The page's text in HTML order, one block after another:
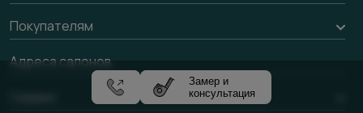
Межкомнатные перегородки
Алюминиевые двери
Стеновые панели
Акции компании
Покупателям
Доставка
Адреса салонов
Замер и
консультация